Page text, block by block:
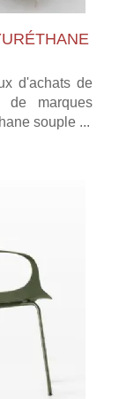
d'achats de
de marques
souple ...